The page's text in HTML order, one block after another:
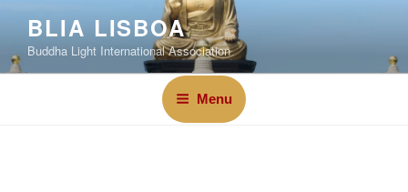
BLIA LISBOA
Buddha Light International Association
Menu